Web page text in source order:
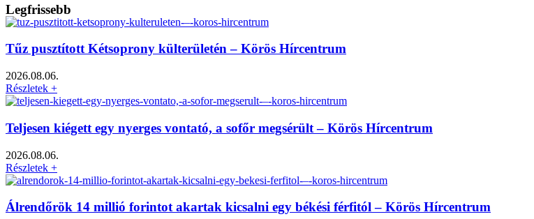
Legfrissebb
Tűz pusztított Kétsoprony külterületén – Körös Hírcentrum
2026.08.06.
Részletek +
Teljesen kiégett egy nyerges vontató, a sofőr megsérült – Körös Hírcentrum
2026.08.06.
Részletek +
Álrendőrök 14 millió forintot akartak kicsalni egy békési férfitól – Körös Hírcentrum